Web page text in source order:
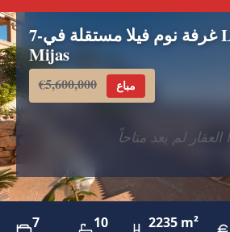
7-غرفة نوم فيلا مستقلة في La Cala de
Mijas
€5,600,000 مباع
العقار لم يعد متاحاً
7 10 2235 m²